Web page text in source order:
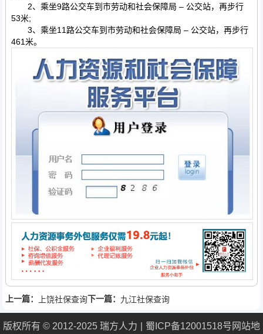
2、乘坐9路公交车到市劳动和社会保障局 – 公交站，再步行
53米;
3、乘坐11路公交车到市劳动和社会保障局 – 公交站，再步行
461米。
上一篇： 上饶社保查询下一篇： 九江社保查询
版权所有 © 2012-2025 瑞方人力 蜀ICP备12001518号 网站地